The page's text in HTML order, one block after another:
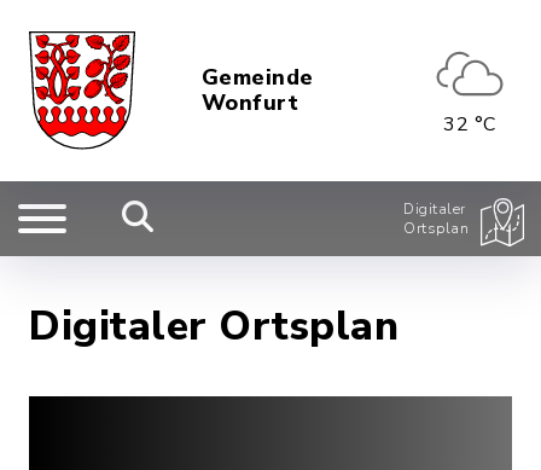
Gemeinde
Wonfurt
32 °C
Digitaler
Ortsplan
Digitaler Ortsplan